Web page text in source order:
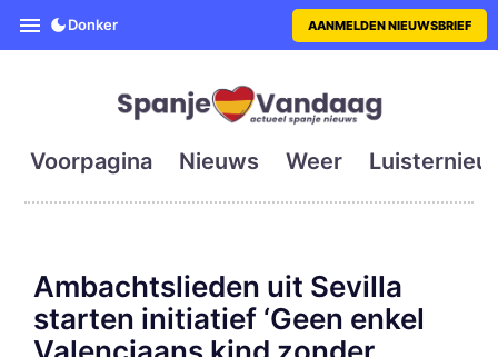
SpanjeVandaag is de eerste
Donker AANMELDEN NIEUWSBRIEF
Voorpagina Nieuws Weer
Ambachtslieden uit Sevilla
starten initiatief ‘Geen enkel